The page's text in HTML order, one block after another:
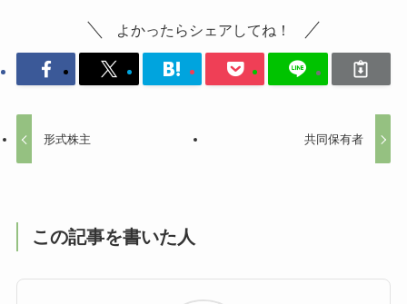
よかったらシェアしてね！
形式株主 共同保有者
この記事を書いた人